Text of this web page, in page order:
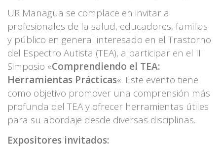
UR Managua se complace en invitar a
profesionales de la salud, educadores, familias
y público en general interesado en el Trastorno
del Espectro Autista (TEA), a participar en el III
Simposio «Comprendiendo el TEA:
Herramientas Prácticas«. Este evento tiene
como objetivo promover una comprensión más
profunda del TEA y ofrecer herramientas útiles
para su abordaje desde diversas disciplinas.
Expositores invitados: